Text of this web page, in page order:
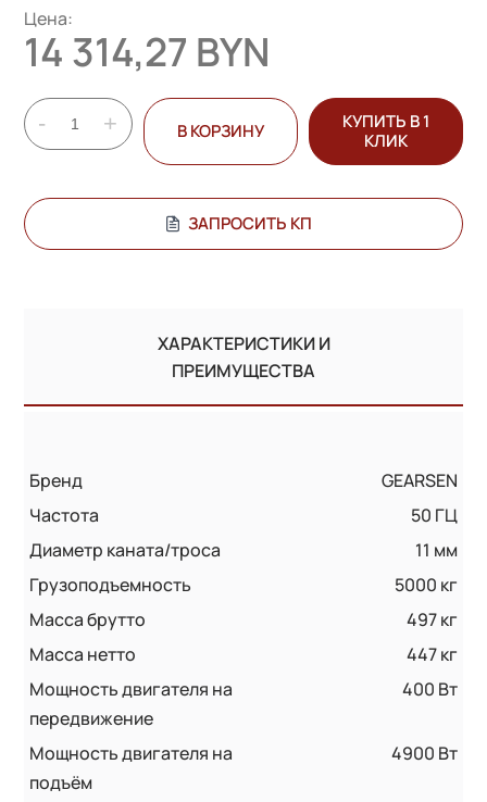
Цена:
14 314,27 BYN
- + В КОРЗИНУ
КУПИТЬ В 1
КЛИК
ЗАПРОСИТЬ КП
ХАРАКТЕРИСТИКИ И
ПРЕИМУЩЕСТВА
Бренд
GEARSEN
Частота
50 ГЦ
Диаметр каната/троса
11 мм
Грузоподъемность
5000 кг
Масса брутто
497 кг
Масса нетто
447 кг
Мощность двигателя на
передвижение
400 Вт
Мощность двигателя на
подъём
4900 Вт